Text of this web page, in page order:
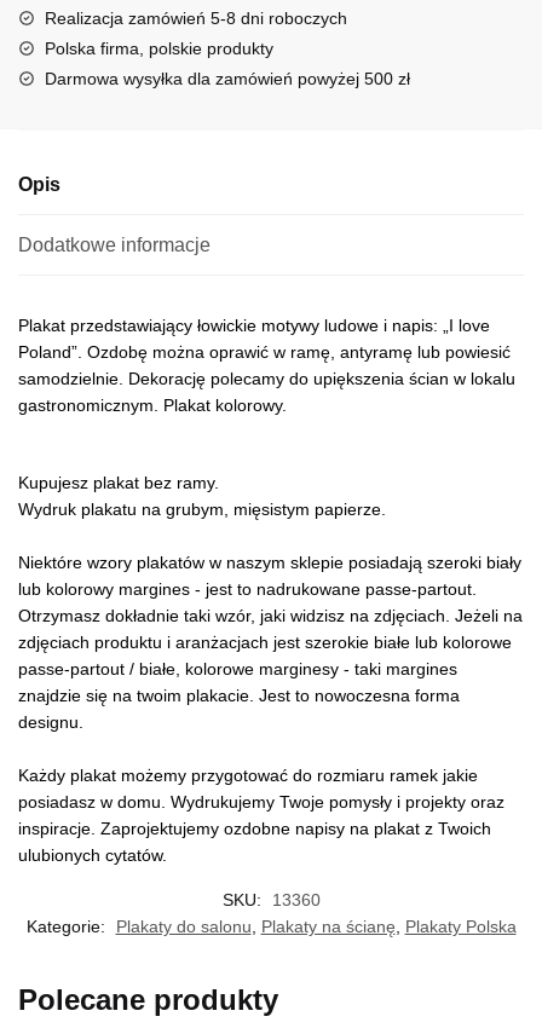
a
t
i
Realizacja zamówień 5-8 dni roboczych
Polska firma, polskie produkty
Darmowa wysyłka dla zamówień powyżej 500 zł
Opis
Dodatkowe informacje
Plakat przedstawiający łowickie motywy ludowe i napis: „I love
Poland”. Ozdobę można oprawić w ramę, antyramę lub powiesić
samodzielnie. Dekorację polecamy do upiększenia ścian w lokalu
gastronomicznym. Plakat kolorowy.
Kupujesz plakat bez ramy.
Wydruk plakatu na grubym, mięsistym papierze.
Niektóre wzory plakatów w naszym sklepie posiadają szeroki biały
lub kolorowy margines - jest to nadrukowane passe-partout.
Otrzymasz dokładnie taki wzór, jaki widzisz na zdjęciach. Jeżeli na
zdjęciach produktu i aranżacjach jest szerokie białe lub kolorowe
passe-partout / białe, kolorowe marginesy - taki margines
znajdzie się na twoim plakacie. Jest to nowoczesna forma
designu.
Każdy plakat możemy przygotować do rozmiaru ramek jakie
posiadasz w domu. Wydrukujemy Twoje pomysły i projekty oraz
inspiracje. Zaprojektujemy ozdobne napisy na plakat z Twoich
ulubionych cytatów.
SKU:
13360
Kategorie:
Plakaty do salonu Plakaty na ścianę Plakaty Polska
Polecane produkty